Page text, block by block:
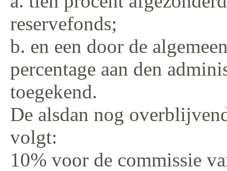
reservefonds;
b. en een door de
percentage aan den
toegekend.
De alsdan nog
volgt:
10% voor de commissie